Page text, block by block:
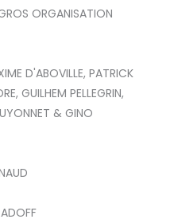
ORGANISATION
D'ABOVILLE, PATRICK
GUILHEM PELLEGRIN,
& GINO